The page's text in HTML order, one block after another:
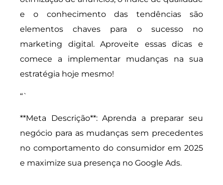
e o conhecimento das tendências são
elementos chaves para o sucesso no
marketing digital. Aproveite essas dicas e
comece a implementar mudanças na sua
estratégia hoje mesmo!
“`
**Meta Descrição**: Aprenda a preparar seu
negócio para as mudanças sem precedentes
no comportamento do consumidor em 2025
e maximize sua presença no Google Ads.